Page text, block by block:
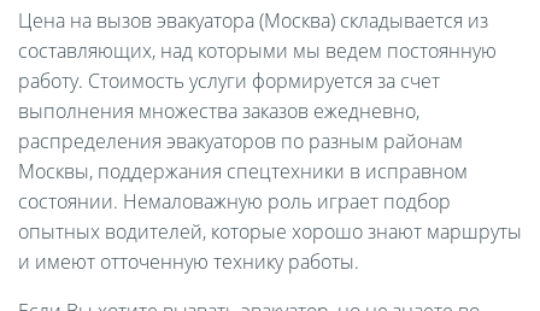
Цена на вызов эвакуатора (Москва) складывается из
составляющих, над которыми мы ведем постоянную
работу. Стоимость услуги формируется за счет
выполнения множества заказов ежедневно,
распределения эвакуаторов по разным районам
Москвы, поддержания спецтехники в исправном
состоянии. Немаловажную роль играет подбор
опытных водителей, которые хорошо знают маршруты
и имеют отточенную технику работы.